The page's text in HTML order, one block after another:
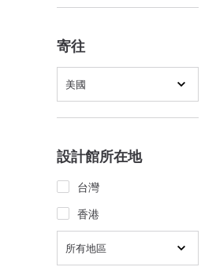
寄往
美國
設計館所在地
台灣
香港
所有地區